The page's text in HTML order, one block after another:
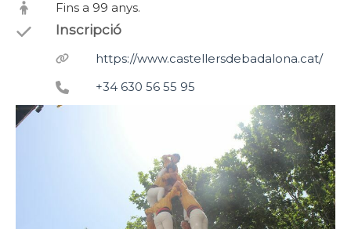
Fins a 99 anys.
Inscripció
https://www.castellersdebadalona.cat/
+34 630 56 55 95